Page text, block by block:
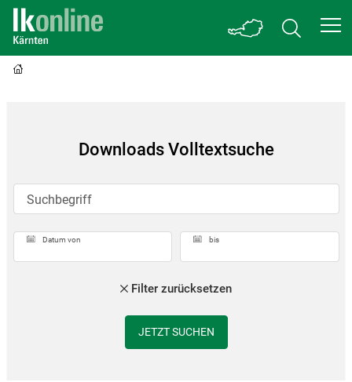
Downloads Volltextsuche
Suchbegriff
Datum von bis
Filter zurücksetzen
JETZT SUCHEN